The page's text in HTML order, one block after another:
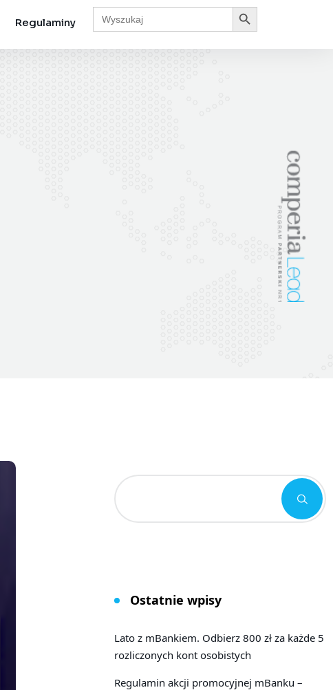
Regulaminy
Search
for:
Search Button
Ostatnie wpisy
Lato z mBankiem. Odbierz 800 zł za każde 5
rozliczonych kont osobistych
Regulamin akcji promocyjnej mBanku –